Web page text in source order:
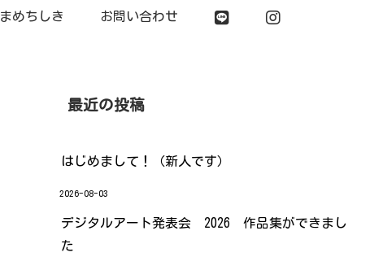
まめちしき お問い合わせ
最近の投稿
はじめまして！（新人です）
2026-08-03
デジタルアート発表会 2026 作品集ができまし
た